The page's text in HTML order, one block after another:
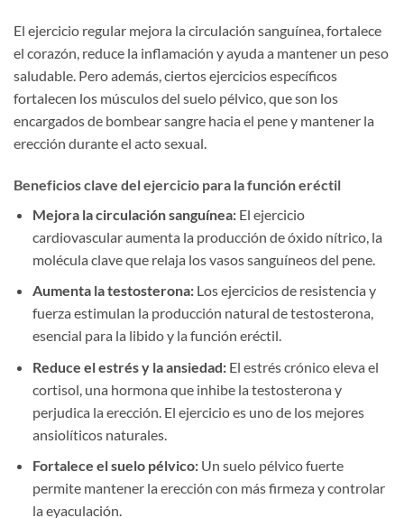
El ejercicio regular mejora la circulación sanguínea, fortalece
el corazón, reduce la inflamación y ayuda a mantener un peso
saludable. Pero además, ciertos ejercicios específicos
fortalecen los músculos del suelo pélvico, que son los
encargados de bombear sangre hacia el pene y mantener la
erección durante el acto sexual.
Beneficios clave del ejercicio para la función eréctil
Mejora la circulación sanguínea:El ejercicio
cardiovascular aumenta la producción de óxido nítrico, la
molécula clave que relaja los vasos sanguíneos del pene.
Aumenta la testosterona:Los ejercicios de resistencia y
fuerza estimulan la producción natural de testosterona,
esencial para la libido y la función eréctil.
Reduce el estrés y la ansiedad:El estrés crónico eleva el
cortisol, una hormona que inhibe la testosterona y
perjudica la erección. El ejercicio es uno de los mejores
ansiolíticos naturales.
Fortalece el suelo pélvico:Un suelo pélvico fuerte
permite mantener la erección con más firmeza y controlar
la eyaculación.